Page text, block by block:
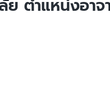
ตำแหน่งอา